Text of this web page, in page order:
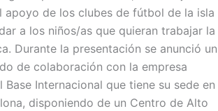
apoyo de los clubes de fútbol de la isla
a los niños/as que quieran trabajar la
Durante la presentación se anunció un
de colaboración con la empresa
Base Internacional que tiene su sede en
disponiendo de un Centro de Alto